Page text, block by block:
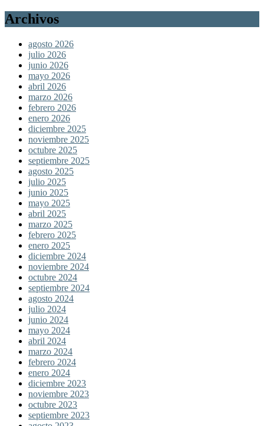
Archivos
agosto 2026
julio 2026
junio 2026
mayo 2026
abril 2026
marzo 2026
febrero 2026
enero 2026
diciembre 2025
noviembre 2025
octubre 2025
septiembre 2025
agosto 2025
julio 2025
junio 2025
mayo 2025
abril 2025
marzo 2025
febrero 2025
enero 2025
diciembre 2024
noviembre 2024
octubre 2024
septiembre 2024
agosto 2024
julio 2024
junio 2024
mayo 2024
abril 2024
marzo 2024
febrero 2024
enero 2024
diciembre 2023
noviembre 2023
octubre 2023
septiembre 2023